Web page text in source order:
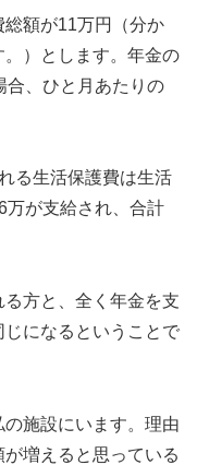
額が11万円（分か
）とします。年金の
合、ひと月あたりの
る生活保護費は生活
万が支給され、合計
方と、全く年金を支
になるということで
施設にいます。理由
増えると思っている